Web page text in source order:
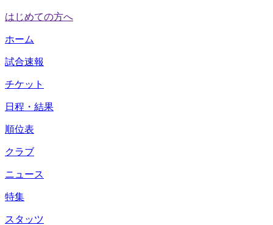
はじめての方へ
ホーム
試合速報
チケット
日程・結果
順位表
クラブ
ニュース
特集
スタッツ